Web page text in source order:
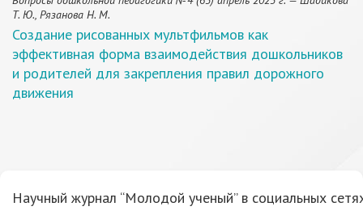
Т. Ю., Рязанова Н. М.
Создание рисованных мультфильмов как
эффективная форма взаимодействия дошкольников
и родителей для закрепления правил дорожного
движения
Научный журнал “Молодой ученый” в социальных